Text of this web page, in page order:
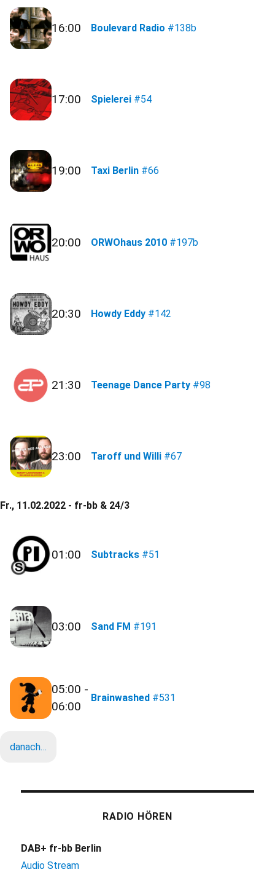
16:00 Boulevard Radio #138b
17:00 Spielerei #54
19:00 Taxi Berlin #66
20:00 ORWOhaus 2010 #197b
20:30 Howdy Eddy #142
21:30 Teenage Dance Party #98
23:00 Taroff und Willi #67
Fr., 11.02.2022 - fr-bb & 24/3
01:00 Subtracks #51
03:00 Sand FM #191
05:00 -
06:00
Brainwashed #531
danach…
RADIO HÖREN
DAB+ fr-bb Berlin
Audio Stream